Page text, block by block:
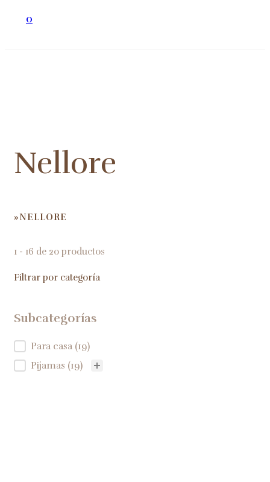
0
Nellore
HOME
NELLORE
1 - 16 de 20 productos
Filtrar por categoría
Subcategorías
Subcategorías
Para casa (19)
Pijamas (19)